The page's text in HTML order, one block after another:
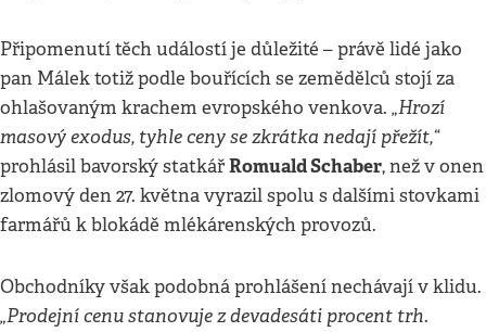
Připomenutí těch událostí je důležité – právě lidé jako
pan Málek totiž podle bouřících se zemědělců stojí za
ohlašovaným krachem evropského venkova. „Hrozí
masový exodus, tyhle ceny se zkrátka nedají přežít,“
prohlásil bavorský statkářRomuald Schaber, než v onen
zlomový den 27. května vyrazil spolu s dalšími stovkami
farmářů k blokádě mlékárenských provozů.
Obchodníky však podobná prohlášení nechávají v klidu.
„Prodejní cenu stanovuje z devadesáti procent trh.